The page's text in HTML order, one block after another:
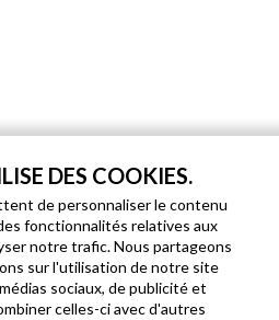
DES COOKIES.
de personnaliser le contenu
fonctionnalités relatives aux
notre trafic. Nous partageons
sur l'utilisation de notre site
sociaux, de publicité et
celles-ci avec d'autres